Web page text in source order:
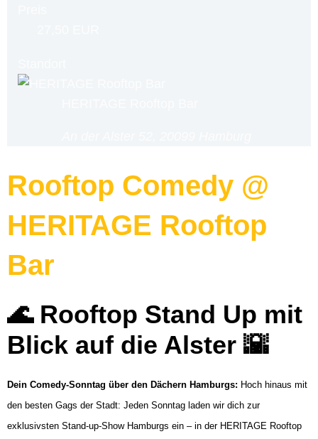
Rooftop Comedy @
HERITAGE Rooftop
Bar
🌊 Rooftop Stand Up mit
Blick auf die Alster 🌇
Dein Comedy-Sonntag über den Dächern Hamburgs: Hoch hinaus mit
den besten Gags der Stadt: Jeden Sonntag laden wir dich zur
exklusivsten Stand-up-Show Hamburgs ein – in der HERITAGE Rooftop